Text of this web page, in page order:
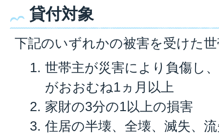
貸付対象
下記のいずれかの被害を受けた
世帯主が災害により負傷し
がおおむね1ヵ月以上
家財の3分の1以上の損害
住居の半壊、全壊、滅失、